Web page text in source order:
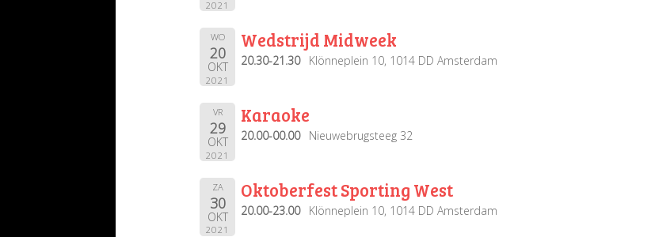
2021
WO
20
OKT
2021
Wedstrijd Midweek
20.30-21.30 Klönneplein 10, 1014 DD Amsterdam
VR
29
OKT
2021
Karaoke
20.00-00.00 Nieuwebrugsteeg 32
ZA
30
OKT
2021
Oktoberfest Sporting West
20.00-23.00 Klönneplein 10, 1014 DD Amsterdam